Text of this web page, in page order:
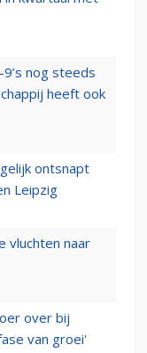
nog steeds
heeft ook
ontsnapt
Leipzig
vluchten naar
over bij
van groei'